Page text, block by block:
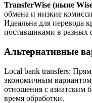
TransferWise (ныне
обмена и низкие
Идеальна для перевода
поставщиками в разных
Альтернативные
Local bank transfers:
экономичным
отношения с азиатским
время обработки.